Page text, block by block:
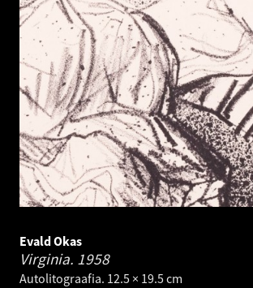
Evald Okas
Virginia. 1958
Autolitograafia. 12.5 × 19.5 cm